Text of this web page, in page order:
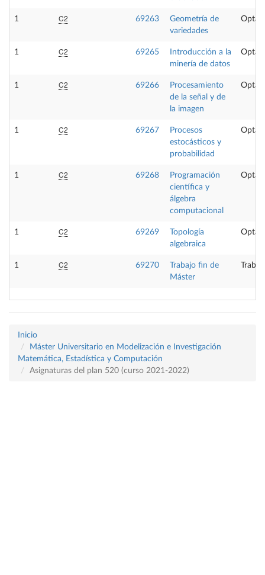
1 C2 69263
Geometría de
variedades
1 C2 69265
Introducción a la
minería de datos
1 C2 69266
Procesamiento
de la señal y de
la imagen
1 C2 69267
Procesos
estocásticos y
probabilidad
1 C2 69268
Programación
científica y
álgebra
computacional
1 C2 69269
Topología
algebraica
1 C2 69270
Trabajo fin de
Máster
Inicio
Máster Universitario en Modelización e Investigación
Matemática, Estadística y Computación
Asignaturas del plan 520 (curso 2021-2022)